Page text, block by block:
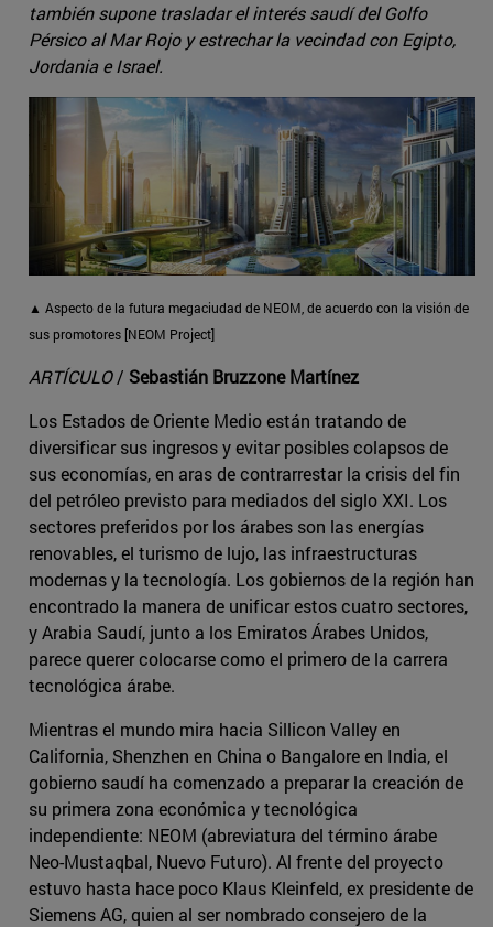
también supone trasladar el interés saudí del Golfo
Pérsico al Mar Rojo y estrechar la vecindad con Egipto,
Jordania e Israel.
▲ Aspecto de la futura megaciudad de NEOM, de acuerdo con la visión de
sus promotores [NEOM Project]
ARTÍCULO/ Sebastián Bruzzone Martínez
Los Estados de Oriente Medio están tratando de
diversificar sus ingresos y evitar posibles colapsos de
sus economías, en aras de contrarrestar la crisis del fin
del petróleo previsto para mediados del siglo XXI. Los
sectores preferidos por los árabes son las energías
renovables, el turismo de lujo, las infraestructuras
modernas y la tecnología. Los gobiernos de la región han
encontrado la manera de unificar estos cuatro sectores,
y Arabia Saudí, junto a los Emiratos Árabes Unidos,
parece querer colocarse como el primero de la carrera
tecnológica árabe.
Mientras el mundo mira hacia Sillicon Valley en
California, Shenzhen en China o Bangalore en India, el
gobierno saudí ha comenzado a preparar la creación de
su primera zona económica y tecnológica
independiente: NEOM (abreviatura del término árabe
Neo-Mustaqbal, Nuevo Futuro). Al frente del proyecto
estuvo hasta hace poco Klaus Kleinfeld, ex presidente de
Siemens AG, quien al ser nombrado consejero de la